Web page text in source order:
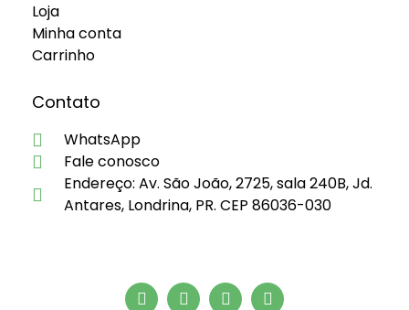
Loja
Minha conta
Carrinho
Contato
WhatsApp
Fale conosco
Endereço: Av. São João, 2725, sala 240B, Jd.
Antares, Londrina, PR. CEP 86036-030